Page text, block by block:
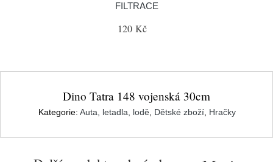
FILTRACE
120 Kč
Dino Tatra 148 vojenská 30cm
Kategorie: Auta, letadla, lodě Dětské zboží Hračky